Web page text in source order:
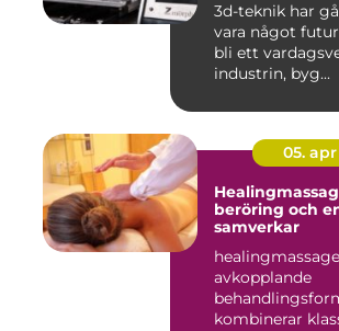
3d-teknik har
vara något
bli ett
industrin, byg...
05. apr
Healingmassage
beröring och
samverkar
avkopplande
kombinerar